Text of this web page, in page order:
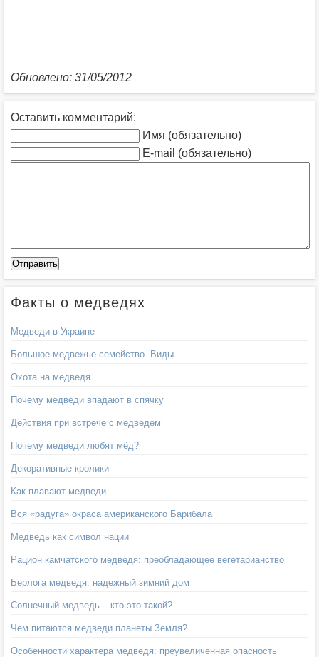
Обновлено: 31/05/2012
Оставить комментарий:
Имя (обязательно)
E-mail (обязательно)
Факты о медведях
Медведи в Украине
Большое медвежье семейство. Виды.
Охота на медведя
Почему медведи впадают в спячку
Действия при встрече с медведем
Почему медведи любят мёд?
Декоративные кролики
Как плавают медведи
Вся «радуга» окраса американского Барибала
Медведь как символ нации
Рацион камчатского медведя: преобладающее вегетарианство
Берлога медведя: надежный зимний дом
Солнечный медведь – кто это такой?
Чем питаются медведи планеты Земля?
Особенности характера медведя: преувеличенная опасность